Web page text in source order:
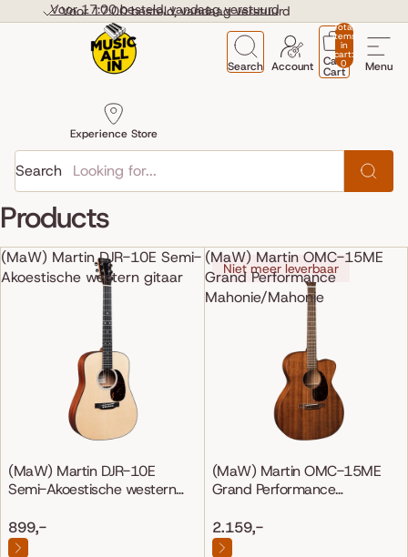
Voor 17:00 besteld, vandaag verstuurd
Voor 17:00 besteld, vandaag verstuurd
Menu
Search
Experience Store
Account
Total
items
in
cart:
0
Cart
Cart
Search
Products
(MaW) Martin DJR-10E Semi-
Akoestische western gitaar
(MaW) Martin DJR-10E
Semi-Akoestische western
899,-
(MaW) Martin OMC-15ME
Grand Performance
Mahonie/Mahonie
Niet meer leverbaar
(MaW) Martin OMC-15ME
Grand Performance
2.159,-